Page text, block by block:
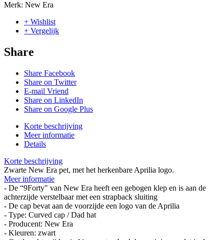
Merk: New Era
+ Wishlist
+ Vergelijk
Share
Share Facebook
Share on Twitter
E-mail Vriend
Share on LinkedIn
Share on Google Plus
Korte beschrijving
Meer informatie
Details
Korte beschrijving
Zwarte New Era pet, met het herkenbare Aprilia logo.
Meer informatie
- De “9Forty" van New Era heeft een gebogen klep en is aan de
achterzijde verstelbaar met een strapback sluiting
- De cap bevat aan de voorzijde een logo van de Aprilia
- Type: Curved cap / Dad hat
- Producent: New Era
- Kleuren: zwart